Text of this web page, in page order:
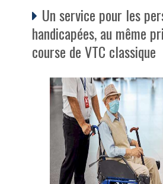
Un service pour les
handicapées, au même
course de VTC classique